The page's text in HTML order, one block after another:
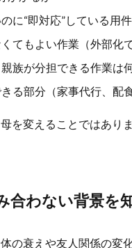
に“即対応”している用
てもよい作業（外部化
族が分担できる作業は
る部分（家事代行、配
を変えることではありま
合わない背景を
の衰えや友人関係の変